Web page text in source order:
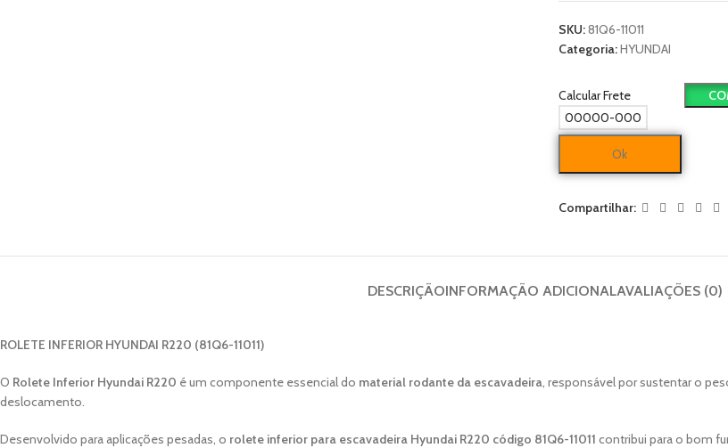
SKU:81Q6-11011
Categoria:HYUNDAI
Calcular Frete
Ok
Compartilhar:
DESCRIÇÃOINFORMAÇÃO ADICIONALAVALIAÇÕES (0)
ROLETE INFERIOR HYUNDAI R220 (81Q6-11011)
O Rolete Inferior Hyundai R220 é um componente essencial do material rodante da escavadeira , responsável por sustentar o
deslocamento.
Desenvolvido para aplicações pesadas, o rolete inferior para escavadeira Hyundai R220 código 81Q6-11011 contribui para o bom